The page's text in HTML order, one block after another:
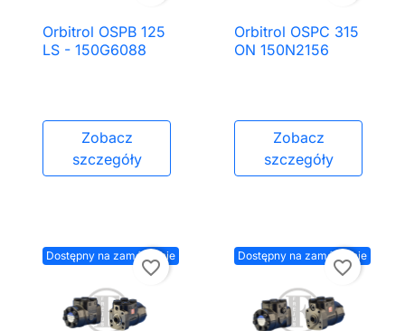
Orbitrol OSPB 125
LS - 150G6088
Zobacz
szczegóły
Orbitrol OSPC 315
ON 150N2156
Zobacz
szczegóły
Dostępny na zamówienie
favorite_border
Dostępny na zamówienie
favorite_border